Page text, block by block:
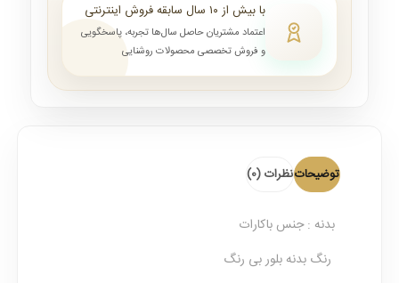
با بیش از ۱۰ سال سابقه فروش اینترنتی
اعتماد مشتریان حاصل سال‌ها تجربه، پاسخگویی
و فروش تخصصی محصولات روشنایی
توضیحاتنظرات (0)
بدنه : جنس باکارات
رنگ بدنه بلور بی رنگ